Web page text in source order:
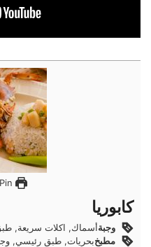
Pin
كابوريا
وجبةأسماك, اكلات سريعة,
مطبخبحريات, طبق رئيسي,